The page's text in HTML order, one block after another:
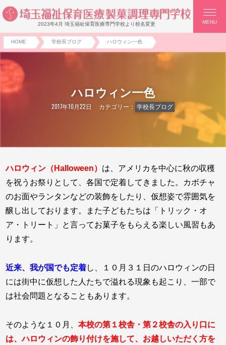
2023年4月 埼玉福祉保育医療専門学校より校名変更 MENU
HOME 学校長ブログ ハロウィン一色
ハロウィン一色
2017年10月22日 カテゴリー： 学校長ブログ
ハロウィン（ Halloween） は、アメリカを中心に秋の収穫
を祝うお祭りとして、各国で定着してきました。カボチャ
のお面やランタンなどの装飾をしたり、仮想姿で雰囲気を
醸し出しております。また子どもたちは「トリック・オ
ア・トリート」と言ってお菓子をもらえる楽しい風習もあ
ります。
近来、我が国でも定着し、１０月３１日のハロウィンの日
には街中に仮想した人たちで溢れる現象も起こり、一部で
は社会問題となることもあります。
そのような１０月、本校の第１校舎・第２校舎の入り口に
は、ハロウィンの飾り付けを施して、お越しいただく方を